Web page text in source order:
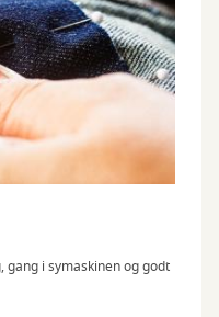
gang i symaskinen og godt